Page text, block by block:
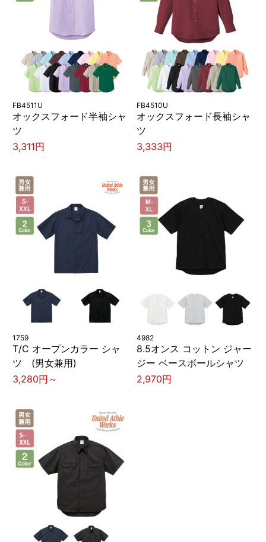
FB4511U
オックスフォード半袖シャ
ツ
3,311円
FB4510U
オックスフォード長袖シャ
ツ
3,333円
1759
T/C オープンカラー シャ
ツ (男女兼用)
3,280円～
4982
8.5オンス コットン ジャー
ジー ベースボールシャツ
2,970円